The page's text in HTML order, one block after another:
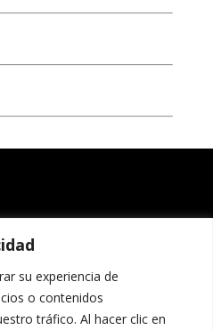
su experiencia de
o contenidos
tráfico. Al hacer clic en